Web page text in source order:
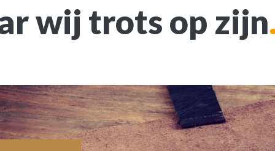
wij trots op zijn